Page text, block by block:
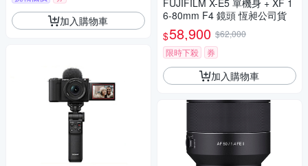
加入購物車
FUJIFILM X-E5 單機身 + XF 1
6-80mm F4 鏡頭 恆昶公司貨
$58,900 $62,000
限時下殺
券
加入購物車